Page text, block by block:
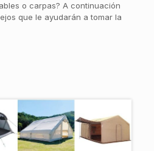
o carpas? A continuación
que le ayudarán a tomar la